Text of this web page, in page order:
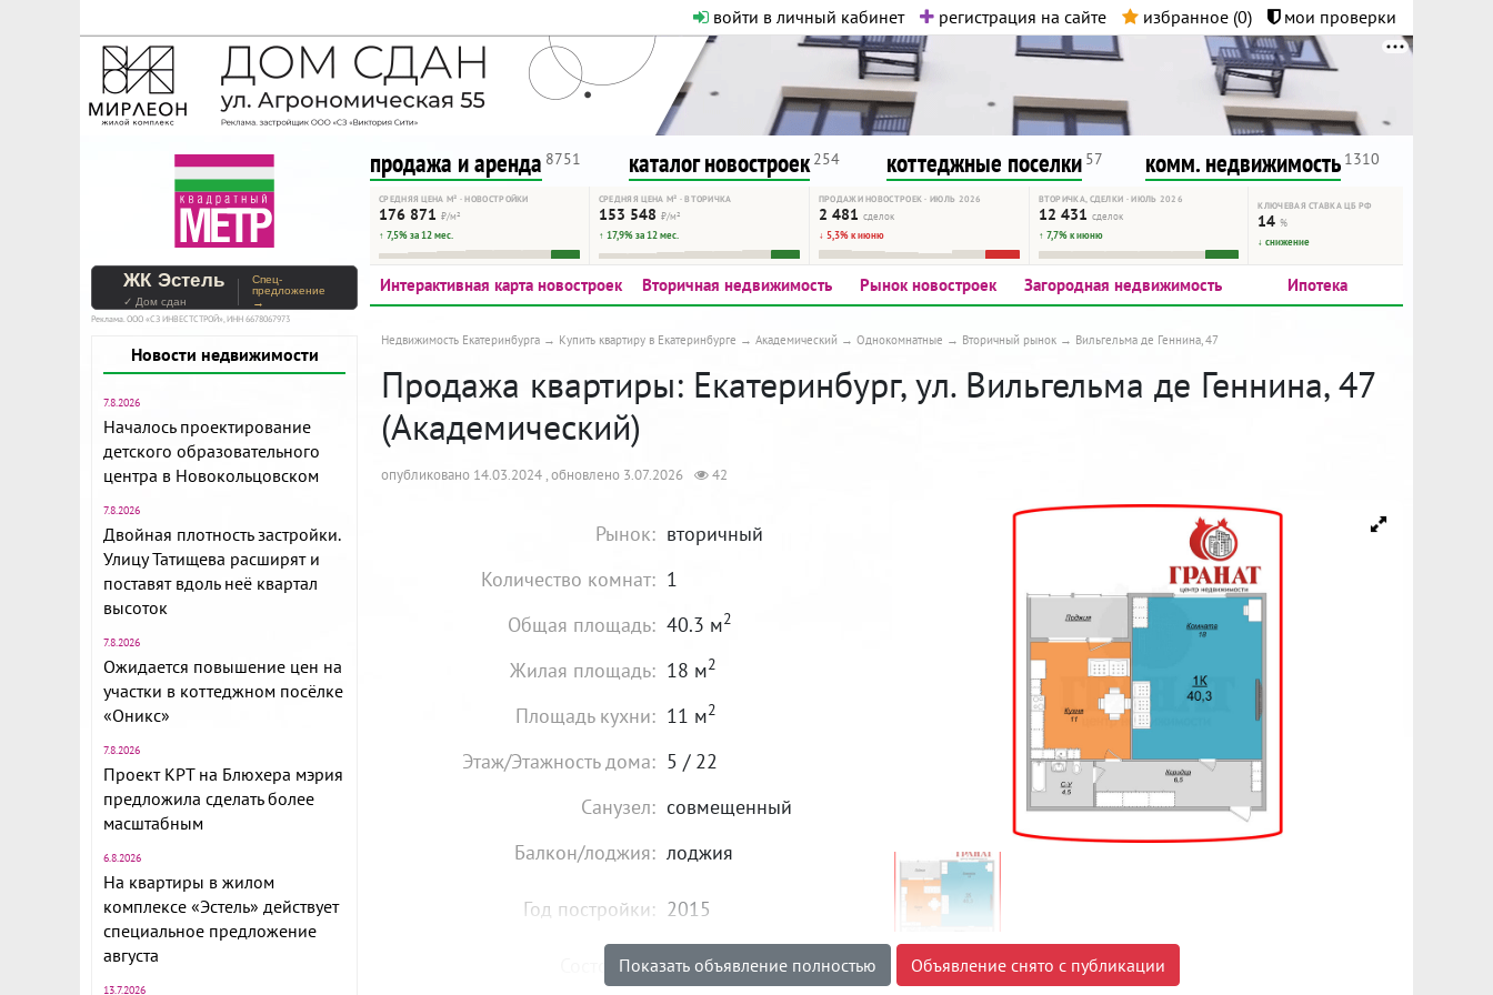
войти в личный кабинет регистрация на сайте избранное (0) мои проверки
На Метре реклама - только нормальная. Никакого шок-контента.
Помогайте независимому ресурсу, как он помогает вам. Удачи!
продажа и аренда 8751 каталог новостроек 254 коттеджные поселки 57 комм. недвижимость 1310
СРЕДНЯЯ ЦЕНА М² · НОВОСТРОЙКИ
176 871 ₽/м²
↑ 7,5% за 12 мес.
СРЕДНЯЯ ЦЕНА М² · ВТОРИЧКА
153 548 ₽/м²
↑ 17,9% за 12 мес.
ПРОДАЖИ НОВОСТРОЕК · ИЮЛЬ 2026
2 481 сделок
↓ 5,3% к июню
ВТОРИЧКА, СДЕЛКИ · ИЮЛЬ 2026
12 431 сделок
↑ 7,7% к июню
КЛЮЧЕВАЯ СТАВКА ЦБ РФ
14%
↓ снижение
ЖК Эстель
✓ Дом сдан
Спец-
предложение
→
Реклама. ООО «СЗ ИНВЕСТСТРОЙ», ИНН 6678067973
Новости недвижимости
7.8.2026
Началось проектирование
детского образовательного
центра в Новокольцовском
7.8.2026
Двойная плотность застройки.
Улицу Татищева расширят и
поставят вдоль неё квартал
высоток
7.8.2026
Ожидается повышение цен на
участки в коттеджном посёлке
«Оникс»
7.8.2026
Проект КРТ на Блюхера мэрия
предложила сделать более
масштабным
6.8.2026
На квартиры в жилом
комплексе «Эстель» действует
специальное предложение
августа
13.7.2026
Интерактивная карта новостроек Вторичная недвижимость Рынок новостроек Загородная недвижимость Ипотека
Недвижимость Екатеринбурга Купить квартиру в Екатеринбурге Академический Однокомнатные Вторичный рынок Вильгельма де Геннина, 47
Продажа квартиры: Екатеринбург, ул. Вильгельма де Геннина, 47
(Академический)
опубликовано 14.03.2024 , обновлено 3.07.2026 42
Рынок: вторичный
Количество комнат: 1
Общая площадь: 40.3 м2
Жилая площадь: 18 м2
Площадь кухни: 11 м2
Этаж/Этажность дома: 5 / 22
Санузел: совмещенный
Балкон/лоджия: лоджия
Год постройки: 2015
Состояние: идеальное
Показать объявление полностью Объявление снято с публикации